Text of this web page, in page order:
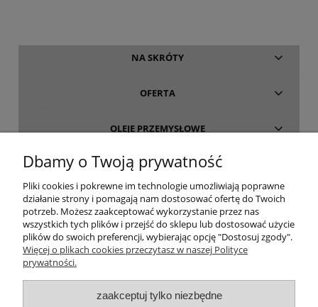
NA SKRÓTY
OFERTA
OLEJE PRZEMYSŁOWE
INFORMACJE
O FIRMIE
| Platforma zakupowa środków smarnych firmy ALVESTA |
Dbamy o Twoją prywatność
Pliki cookies i pokrewne im technologie umożliwiają poprawne
działanie strony i pomagają nam dostosować ofertę do Twoich
potrzeb. Możesz zaakceptować wykorzystanie przez nas
wszystkich tych plików i przejść do sklepu lub dostosować użycie
plików do swoich preferencji, wybierając opcję "Dostosuj zgody".
Więcej o plikach cookies przeczytasz w naszej Polityce
prywatności.
zaakceptuj tylko niezbędne